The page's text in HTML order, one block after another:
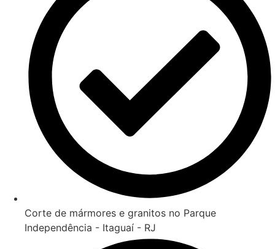
Corte de mármores e granitos no Parque
Independência - Itaguaí - RJ